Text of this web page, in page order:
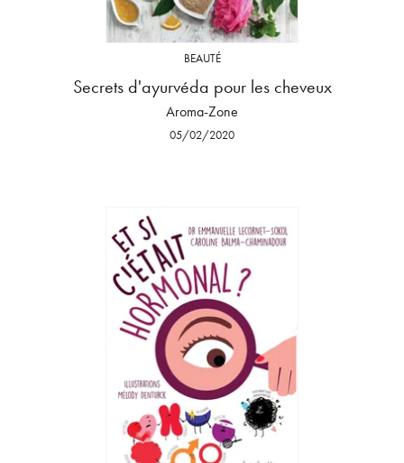
BEAUTÉ
Secrets d'ayurvéda pour les cheveux
Aroma-Zone
05/02/2020